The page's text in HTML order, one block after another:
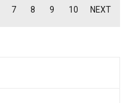
7 8 9 10 NEXT